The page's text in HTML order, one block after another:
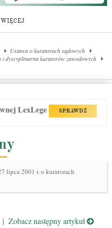
Ustawa o kuratorach sądowych
i dyscyplinarna kuratorów zawodowych
LexLege SPRAWDŹ
lipca 2001 r. o kuratorach
| Zobacz następny artykuł